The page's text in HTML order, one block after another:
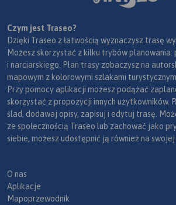
Czym jest Traseo?
Dzięki Traseo z łatwością wyznaczysz trasę
Możesz skorzystać z kilku trybów planowania:
i narciarskiego. Plan trasy zobaczysz na
mapowym z kolorowymi szlakami
Przy pomocy aplikacji możesz podążać
skorzystać z propozycji innych użytkowników.
ślad, dodawaj opisy, zapisuj i edytuj trasę.
ze społecznością Traseo lub zachować jako
siebie, możesz udostępnić ją również na
O nas
Aplikacje
Mapoprzewodnik